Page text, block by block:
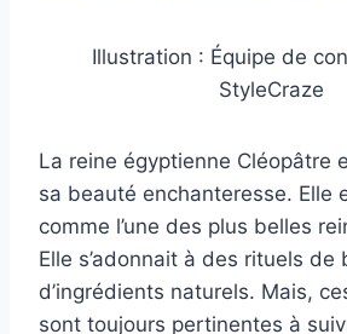
Illustration : Équipe de
StyleCraze
La reine égyptienne Cléopâtre
sa beauté enchanteresse. Elle
comme l’une des plus belles
Elle s’adonnait à des rituels de
d’ingrédients naturels. Mais,
sont toujours pertinentes à